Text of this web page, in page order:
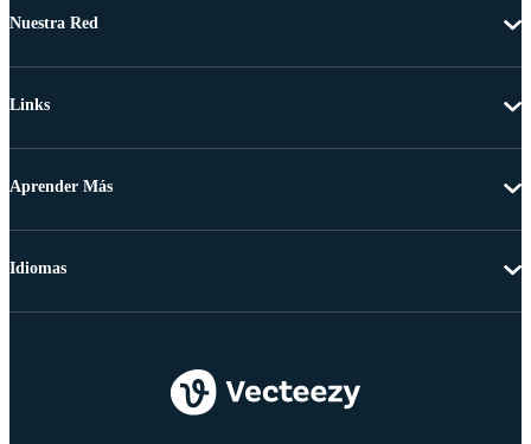
Nuestra Red
Links
Aprender Más
Idiomas